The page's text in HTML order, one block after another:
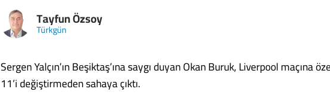
Tayfun Özsoy
Türkgün
Sergen Yalçın’ın Beşiktaş’ına saygı duyan Okan Buruk, Liverpool maçına
11’i değiştirmeden sahaya çıktı.